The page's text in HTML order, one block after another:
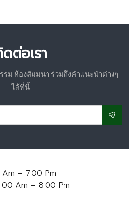
ต่อเรา
รม ห้องสัมมนา ร่วมถึงคำแนะนำต่างๆ
ได้ที่นี้
Am – 7:00 Pm
Am – 8:00 Pm